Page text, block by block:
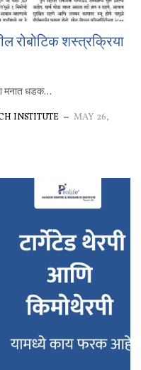
रोबोटिक शस्त्रक्रिया
मनात धडक...
INSTITUTE
MAY 26,